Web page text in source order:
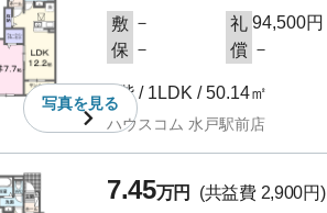
写真を見る
敷 － 礼 94,500円
保 － 償 －
1階 / 1LDK / 50.14㎡
ハウスコム 水戸駅前店
7.45万円
(共益費 2,900円)